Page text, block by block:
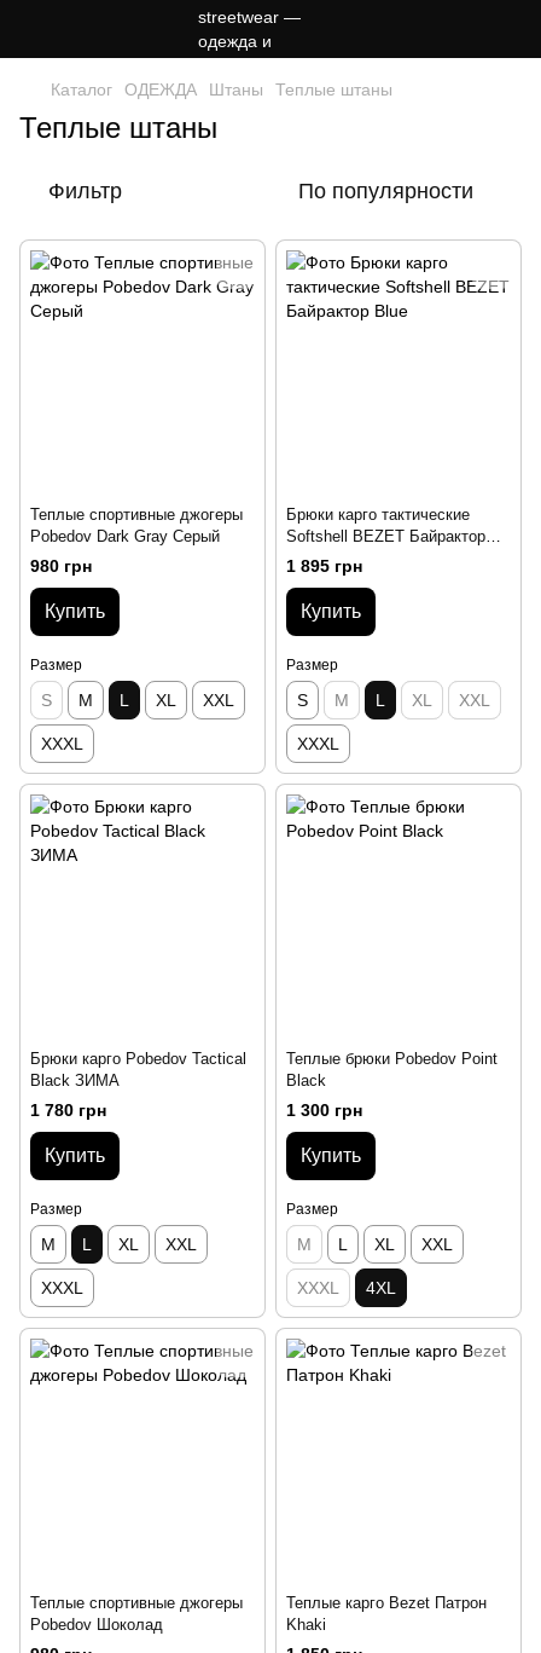
Каталог ОДЕЖДА Штаны Теплые штаны
Теплые штаны
Фильтр По популярности
Теплые спортивные джогеры
Pobedov Dark Gray Серый
980 грн
Купить
Размер
S M L XL XXL
XXXL
Брюки карго тактические
Softshell BEZET Байрактор
Blue
1 895 грн
Купить
Размер
S M L XL XXL
XXXL
Брюки карго Pobedov Tactical
Black ЗИМА
1 780 грн
Купить
Размер
M L XL XXL
XXXL
Теплые брюки Pobedov Point
Black
1 300 грн
Купить
Размер
M L XL XXL
XXXL 4XL
Теплые спортивные джогеры
Pobedov Шоколад
Теплые карго Bezet Патрон
Khaki